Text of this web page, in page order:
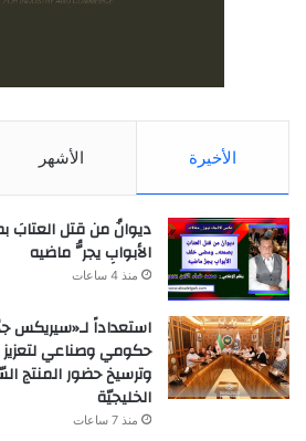
الأخيرة الأشهر
ديوانُ من قتل
الأبوابِ يجرُّ ماضيه
منذ 4 ساعات
حكومي وصناعي لتعزيز
وترسيخ حضور المنتج
الخليجيّة
منذ 7 ساعات